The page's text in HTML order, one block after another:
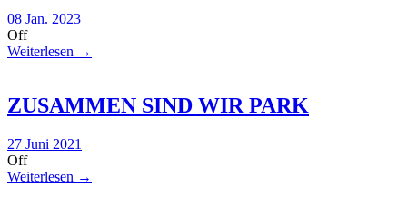
08 Jan. 2023
Off
Weiterlesen →
ZUSAMMEN SIND WIR PARK
27 Juni 2021
Off
Weiterlesen →